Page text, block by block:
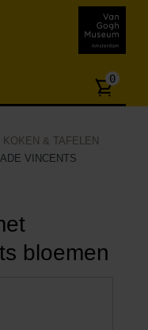
Aantal
0
KOKEN & TAFELEN
VINCENTS
bloemen